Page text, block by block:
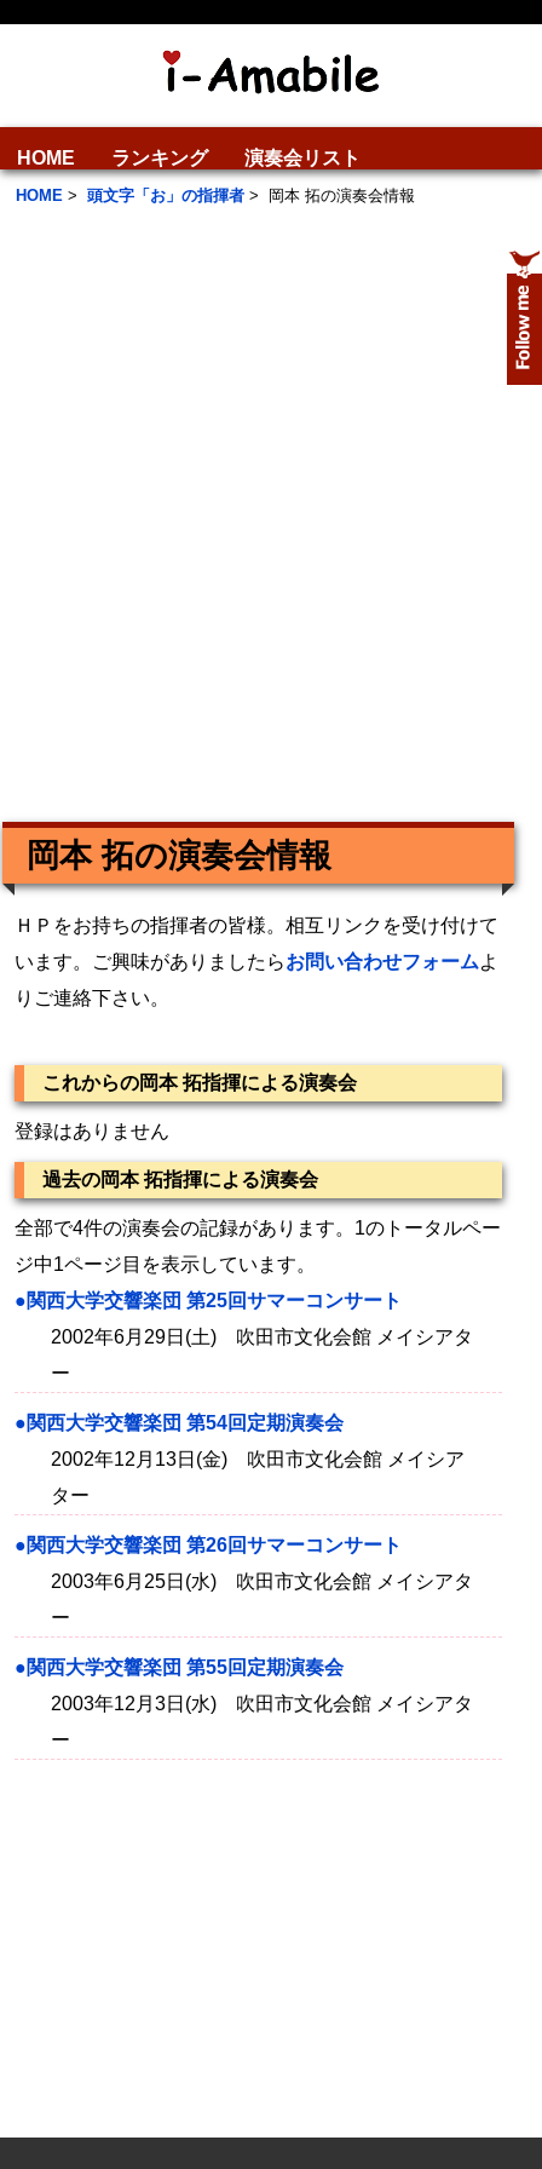
HOME ランキング 演奏会リスト
HOME > 頭文字「お」の指揮者 > 岡本 拓の演奏会情報
岡本 拓の演奏会情報
ＨＰをお持ちの指揮者の皆様。相互リンクを受け付けて
います。ご興味がありましたらお問い合わせフォームよ
りご連絡下さい。
これからの岡本 拓指揮による演奏会
登録はありません
過去の岡本 拓指揮による演奏会
全部で4件の演奏会の記録があります。1のトータルペー
ジ中1ページ目を表示しています。
●関西大学交響楽団 第25回サマーコンサート
2002年6月29日(土) 吹田市文化会館 メイシアタ
ー
●関西大学交響楽団 第54回定期演奏会
2002年12月13日(金) 吹田市文化会館 メイシア
ター
●関西大学交響楽団 第26回サマーコンサート
2003年6月25日(水) 吹田市文化会館 メイシアタ
ー
●関西大学交響楽団 第55回定期演奏会
2003年12月3日(水) 吹田市文化会館 メイシアタ
ー